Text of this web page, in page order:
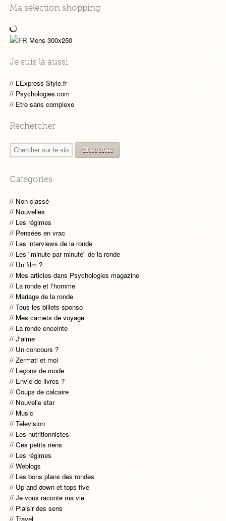
Ma sélection shopping
Je suis là aussi
L’Express Style.fr
Psychologies.com
Etre sans complexe
Rechercher
Categories
Non classé
Nouvelles
Les régimes
Pensées en vrac
Les interviews de la ronde
Les "minute par minute" de la ronde
Un film ?
Mes articles dans Psychologies magazine
La ronde et l'homme
Mariage de la ronde
Tous les billets sponso
Mes carnets de voyage
La ronde enceinte
J'aime
Un concours ?
Zermati et moi
Leçons de mode
Envie de livres ?
Coups de calcaire
Nouvelle star
Music
Television
Les nutritionnistes
Ces petits riens
Les régimes
Weblogs
Les bons plans des rondes
Up and down et tops five
Je vous raconte ma vie
Plaisir des sens
Travel